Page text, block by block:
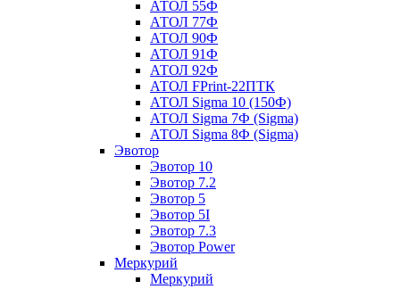
АТОЛ 55Ф
АТОЛ 77Ф
АТОЛ 90Ф
АТОЛ 91Ф
АТОЛ 92Ф
АТОЛ FPrint-22ПТК
АТОЛ Sigma 10 (150Ф)
АТОЛ Sigma 7Ф (Sigma)
АТОЛ Sigma 8Ф (Sigma)
Эвотор
Эвотор 10
Эвотор 7.2
Эвотор 5
Эвотор 5I
Эвотор 7.3
Эвотор Power
Меркурий
Меркурий